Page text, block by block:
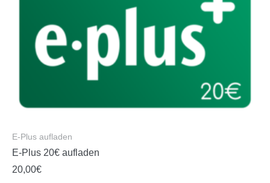
E-Plus aufladen
E-Plus 20€ aufladen
20,00€